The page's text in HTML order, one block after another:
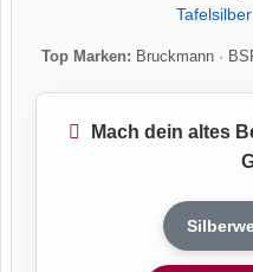
Tafelsilber
Top Marken: Bruckmann·
Mach dein altes